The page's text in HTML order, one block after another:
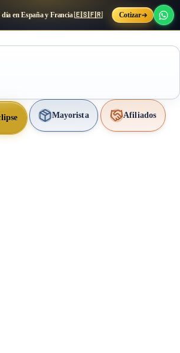
día en España y Francia 🇪🇸🇫🇷 Cotizar
Mayorista Afiliados